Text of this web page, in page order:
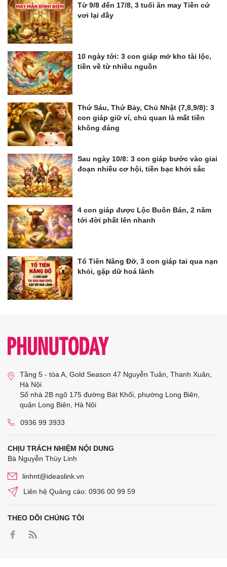
Từ 9/8 đến 17/8, 3 tuổi ăn may Tiền cứ
vơi lại đầy
10 ngày tới: 3 con giáp mở kho tài lộc,
tiền về từ nhiều nguồn
Thứ Sáu, Thứ Bảy, Chủ Nhật (7,8,9/8): 3
con giáp giữ ví, chủ quan là mất tiền
không đáng
Sau ngày 10/8: 3 con giáp bước vào giai
đoạn nhiều cơ hội, tiền bạc khởi sắc
4 con giáp được Lộc Buôn Bán, 2 năm
tới đời phất lên nhanh
Tổ Tiên Nâng Đỡ, 3 con giáp tai qua nạn
khỏi, gặp dữ hoá lành
Tầng 5 - tòa A, Gold Season 47 Nguyễn Tuân, Thanh Xuân,
Hà Nội
Số nhà 2B ngõ 175 đường Bát Khối, phường Long Biên,
quận Long Biên, Hà Nội
0936 99 3933
CHỊU TRÁCH NHIỆM NỘI DUNG
Bà Nguyễn Thùy Linh
linhnt@ideaslink.vn
Liên hệ Quảng cáo: 0936 00 99 59
THEO DÕI CHÚNG TÔI